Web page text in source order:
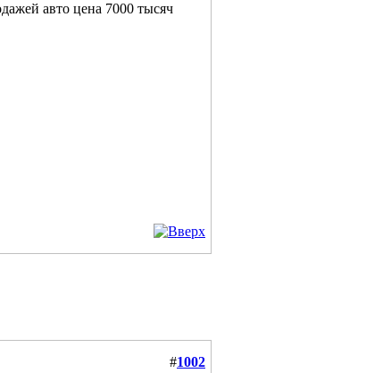
авто цена 7000 тысяч
#1002